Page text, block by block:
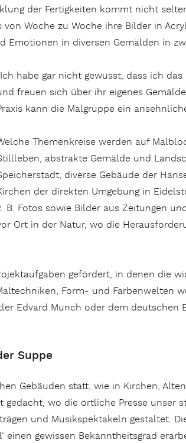
der Fertigkeiten kommt nicht
Woche zu Woche ihre Bilder in
Emotionen in diversen Gemälden in
habe gar nicht gewusst, dass ich
freuen sich über ihr eigenes
kann die Malgruppe ein
Themenkreise werden auf
abstrakte Gemälde und
diverse Gebäude der
der direkten Umgebung in
B. Fotos sowie Bilder aus Zeitungen
Ort in der Natur, wo die
gefördert, in denen die
Form- und Farbenwelten
Edvard Munch oder dem deutschen
Suppe
Gebäuden statt, wie in Kirchen,
wo die örtliche Presse unser
und Musikspektakeln gestaltet.
einen gewissen Bekanntheitsgrad